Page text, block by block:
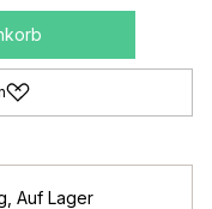
Auf Lager